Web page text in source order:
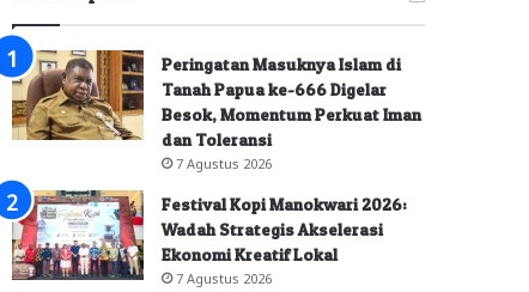
Peringatan Masuknya Islam di
Tanah Papua ke-666 Digelar
Besok, Momentum Perkuat Iman
dan Toleransi
7 Agustus 2026
Festival Kopi Manokwari 2026:
Wadah Strategis Akselerasi
Ekonomi Kreatif Lokal
7 Agustus 2026